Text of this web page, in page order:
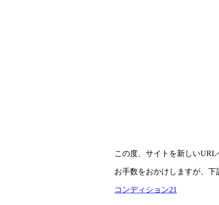
この度、サイトを新しい
お手数をおかけしますが、
コンディション21